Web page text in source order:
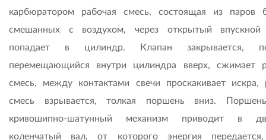
карбюратором рабочая смесь, состоящая из паров
смешанных с воздухом, через открытый впускной
попадает в цилиндр. Клапан закрывается,
перемещающийся внутри цилиндра вверх, сжимает
смесь, между контактами свечи проскакивает искра,
смесь взрывается, толкая поршень вниз.
кривошипно-шатунный механизм приводит в
коленчатый вал, от которого энергия